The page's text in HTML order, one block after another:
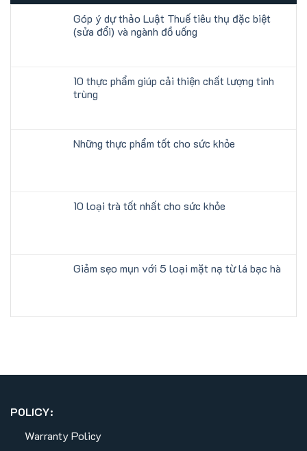
Góp ý dự thảo Luật Thuế tiêu thụ đặc biệt
(sửa đổi) và ngành đồ uống
10 thực phẩm giúp cải thiện chất lượng tinh
trùng
Những thực phẩm tốt cho sức khỏe
10 loại trà tốt nhất cho sức khỏe
Giảm sẹo mụn với 5 loại mặt nạ từ lá bạc hà
POLICY:
Warranty Policy